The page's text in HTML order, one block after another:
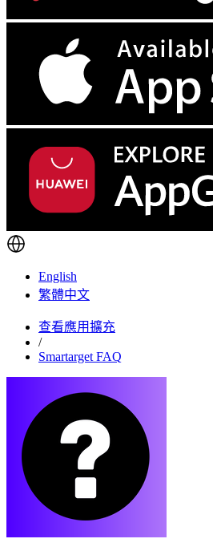
English
繁體中文
查看應用擴充
/
Smartarget FAQ